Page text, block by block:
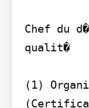
Chef du
qualit�
(1)